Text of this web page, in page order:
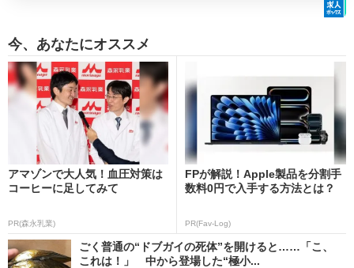
今、あなたにオススメ
アマゾンで大人気！血圧対策は
コーヒーに足してみて
PR(森永乳業)
FPが解説！Apple製品を分割手
数料0円で入手する方法とは？
PR(Fav-Log)
ごく普通の“ドブガイの死体”を開けると……「こ、
これは！」 中から登場した“極小...